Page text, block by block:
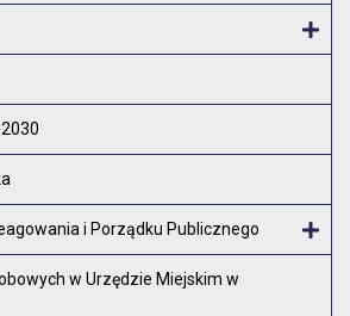
i Porządku Publicznego
w Urzędzie Miejskim w